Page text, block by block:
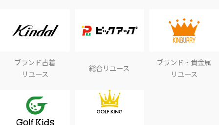
ブランド古着
リユース
総合リユース
ブランド・貴金属
リユース